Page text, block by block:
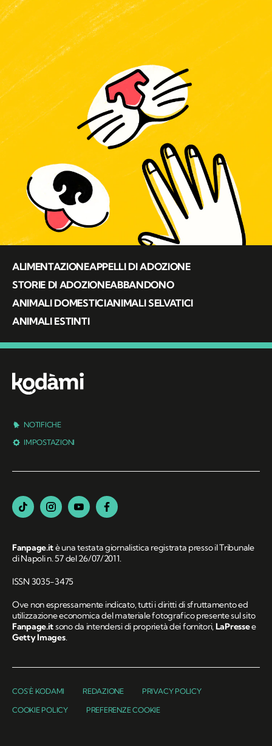
ALIMENTAZIONEAPPELLI DI ADOZIONE
STORIE DI ADOZIONEABBANDONO
ANIMALI DOMESTICIANIMALI SELVATICI
ANIMALI ESTINTI
NOTIFICHE
IMPOSTAZIONI
Fanpage.itè una testata giornalistica registrata presso il Tribunale
di Napoli n. 57 del 26/07/2011.
ISSN 3035-3475
Ove non espressamente indicato, tutti i diritti di sfruttamento ed
utilizzazione economica del materiale fotografico presente sul sito
Fanpage.itsono da intendersi di proprietà dei fornitori,LaPressee
Getty Images.
COS'È KODAMI REDAZIONE PRIVACY POLICY
COOKIE POLICY PREFERENZE COOKIE